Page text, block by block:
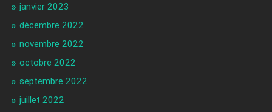
janvier 2023
décembre 2022
novembre 2022
octobre 2022
septembre 2022
juillet 2022